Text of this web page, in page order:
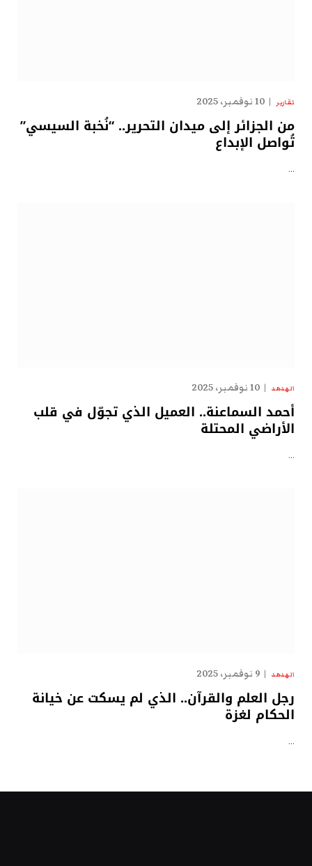
تقارير 10 نوفمبر، 2025
من الجزائر إلى ميدان التحرير.. “نُخبة السيسي”
تُواصل الإبداع
…
الهدهد 10 نوفمبر، 2025
أحمد السماعنة.. العميل الذي تجوّل في قلب
الأراضي المحتلة
…
الهدهد 9 نوفمبر، 2025
رجل العلم والقرآن.. الذي لم يسكت عن خيانة
الحكام لغزة
…